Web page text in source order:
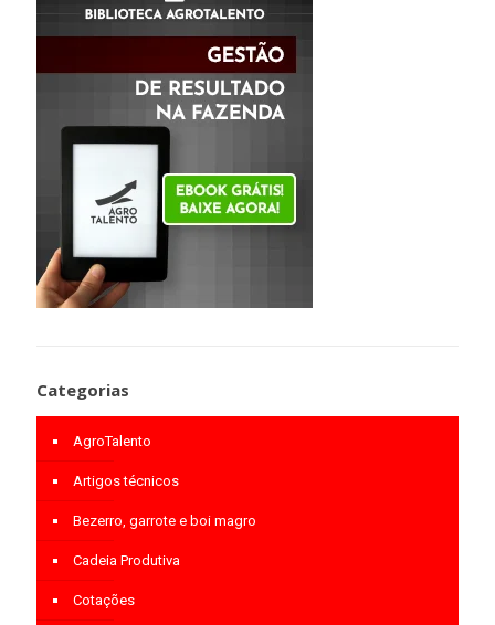
Categorias
AgroTalento
Artigos técnicos
Bezerro, garrote e boi magro
Cadeia Produtiva
Cotações